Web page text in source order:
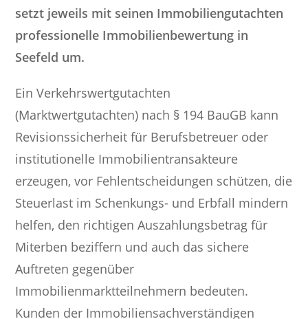
setzt jeweils mit seinen Immobiliengutachten
professionelle Immobilienbewertung in
Seefeld um.
Ein Verkehrswertgutachten
(Marktwertgutachten) nach § 194 BauGB kann
Revisionssicherheit für Berufsbetreuer oder
institutionelle Immobilientransakteure
erzeugen, vor Fehlentscheidungen schützen, die
Steuerlast im Schenkungs- und Erbfall mindern
helfen, den richtigen Auszahlungsbetrag für
Miterben beziffern und auch das sichere
Auftreten gegenüber
Immobilienmarktteilnehmern bedeuten.
Kunden der Immobiliensachverständigen